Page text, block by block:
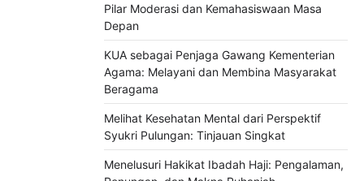
Pilar Moderasi dan Kemahasiswaan Masa
Depan
KUA sebagai Penjaga Gawang Kementerian
Agama: Melayani dan Membina Masyarakat
Beragama
Melihat Kesehatan Mental dari Perspektif
Syukri Pulungan: Tinjauan Singkat
Menelusuri Hakikat Ibadah Haji: Pengalaman,